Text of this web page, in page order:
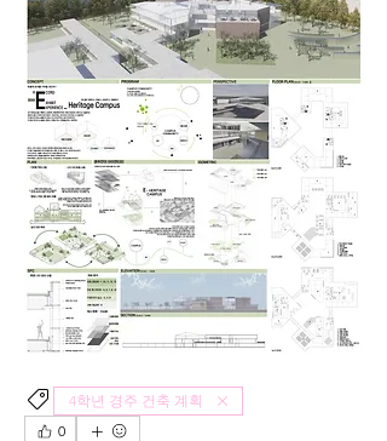
4학년 경주 건축 계획
0